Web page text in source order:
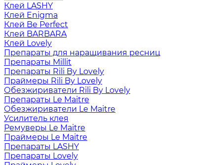
Клей LASHY
Клей Enigma
Клей Be Perfect
Клей BARBARA
Клей Lovely
Препараты для наращивания ресниц
Препараты Millit
Препараты Rili By Lovely
Праймеры Rili By Lovely
Обезжириватели Rili By Lovely
Препараты Le Maitre
Обезжириватели Le Maitre
Усилитель клея
Ремуверы Le Maitre
Праймеры Le Maitre
Препараты LASHY
Препараты Lovely